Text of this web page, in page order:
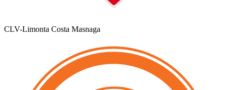
CLV-Limonta Costa Masnaga